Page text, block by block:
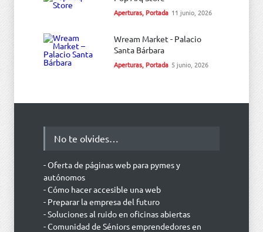
Aperturas, Portada 11 junio, 2026
Wream Market - Palacio
Santa Bárbara
Aperturas, Portada 5 junio, 2026
No te olvides…
- Oferta de páginas web para pymes y
autónomos
- Cómo hacer accesible una web
- Preparar la empresa del futuro
- Soluciones al ruido en oficinas abiertas
- Comunidad de Séniors emprendedores en